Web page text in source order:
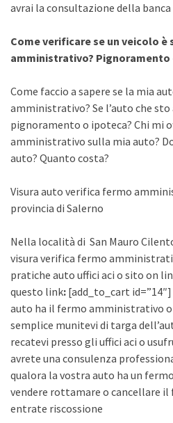
avrai la consultazione della banca
Come verificare se un veicolo
amministrativo? Pignoramento
Come faccio a sapere se la mia
amministrativo? Se l’auto che sto
pignoramento o ipoteca? Chi mi
amministrativo sulla mia auto?
auto? Quanto costa?
Visura auto verifica fermo
provincia di Salerno
Nella località di San Mauro
visura verifica fermo
pratiche auto uffici aci o sito on
questo link: [add_to_cart id=”14″]
auto ha il fermo amministrativo o
semplice munitevi di targa
recatevi presso gli uffici aci o
avrete una consulenza
qualora la vostra auto ha un
vendere rottamare o cancellare il
entrate riscossione